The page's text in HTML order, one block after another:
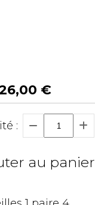
€
:
au panier